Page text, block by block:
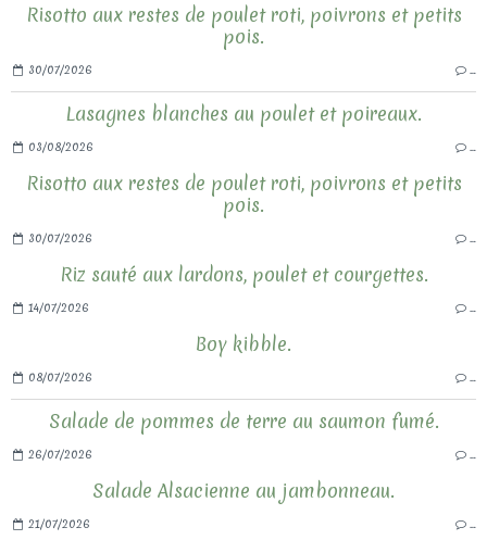
Risotto aux restes de poulet roti, poivrons et petits
pois.
30/07/2026
Lasagnes blanches au poulet et poireaux.
03/08/2026
Risotto aux restes de poulet roti, poivrons et petits
pois.
30/07/2026
Riz sauté aux lardons, poulet et courgettes.
14/07/2026
Boy kibble.
08/07/2026
Salade de pommes de terre au saumon fumé.
26/07/2026
Salade Alsacienne au jambonneau.
21/07/2026